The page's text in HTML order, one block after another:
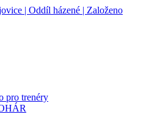
házené |
v Českých
pro trenéry